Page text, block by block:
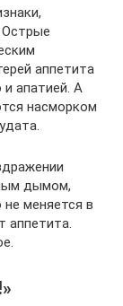
Острые
аппетита
апатией. А
насморком
дымом,
меняется в
аппетита.